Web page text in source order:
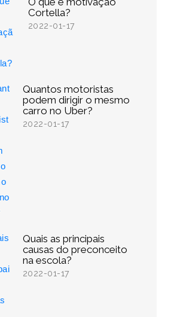
Cortella?
2022-01-17
Quantos motoristas
podem dirigir o mesmo
carro no Uber?
2022-01-17
Quais as principais
causas do preconceito
na escola?
2022-01-17